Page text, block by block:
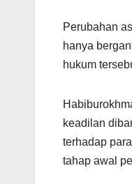
Perubahan
hanya
hukum
keadilan
terhadap
tahap awal